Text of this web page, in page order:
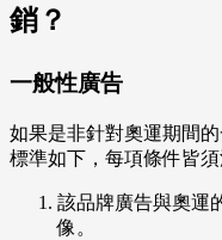
銷？
一般性廣告
如果是非針對奧運期間
標準如下，每項條件皆須
該品牌廣告與奧運
像。